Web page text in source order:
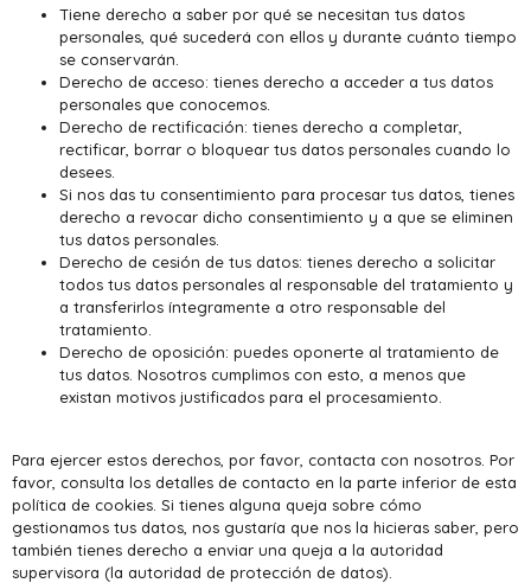
Tiene derecho a saber por qué se necesitan tus datos
personales, qué sucederá con ellos y durante cuánto tiempo
se conservarán.
Derecho de acceso: tienes derecho a acceder a tus datos
personales que conocemos.
Derecho de rectificación: tienes derecho a completar,
rectificar, borrar o bloquear tus datos personales cuando lo
desees.
Si nos das tu consentimiento para procesar tus datos, tienes
derecho a revocar dicho consentimiento y a que se eliminen
tus datos personales.
Derecho de cesión de tus datos: tienes derecho a solicitar
todos tus datos personales al responsable del tratamiento y
a transferirlos íntegramente a otro responsable del
tratamiento.
Derecho de oposición: puedes oponerte al tratamiento de
tus datos. Nosotros cumplimos con esto, a menos que
existan motivos justificados para el procesamiento.
Para ejercer estos derechos, por favor, contacta con nosotros. Por
favor, consulta los detalles de contacto en la parte inferior de esta
política de cookies. Si tienes alguna queja sobre cómo
gestionamos tus datos, nos gustaría que nos la hicieras saber, pero
también tienes derecho a enviar una queja a la autoridad
supervisora (la autoridad de protección de datos).